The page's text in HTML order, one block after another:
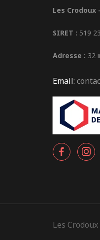
Les Crodoux
SIRET : 519
Adresse : 32
Email:
Les